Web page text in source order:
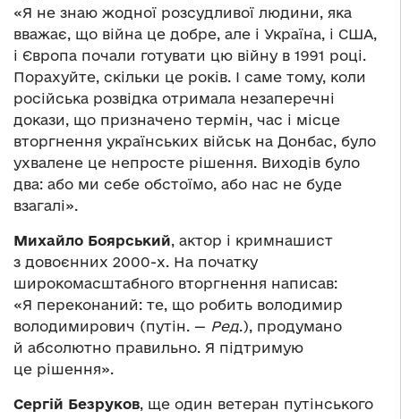
«Я не знаю жодної розсудливої людини, яка
вважає, що війна це добре, але і Україна, і США,
і Європа почали готувати цю війну в 1991 році.
Порахуйте, скільки це років. І саме тому, коли
російська розвідка отримала незаперечні
докази, що призначено термін, час і місце
вторгнення українських військ на Донбас, було
ухвалене це непросте рішення. Виходів було
два: або ми себе обстоїмо, або нас не буде
взагалі».
Михайло Боярський, актор і кримнашист
з довоєнних 2000-х. На початку
широкомасштабного вторгнення написав:
«Я переконаний: те, що робить володимир
володимирович (путін. — Ред.), продумано
й абсолютно правильно. Я підтримую
це рішення».
Сергій Безруков, ще один ветеран путінського